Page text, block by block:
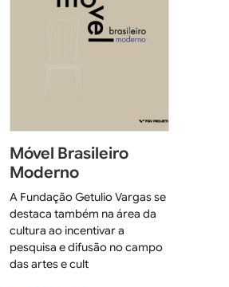
Móvel Brasileiro
Moderno
A Fundação Getulio Vargas se
destaca também na área da
cultura ao incentivar a
pesquisa e difusão no campo
das artes e cult